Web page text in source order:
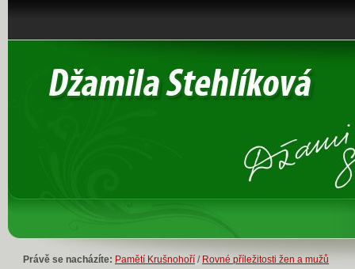
Právě se nacházíte: Pamětí Krušnohoří / Rovné příležitosti žen a mužů